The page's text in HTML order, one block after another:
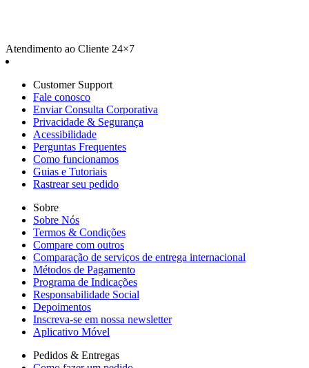
Atendimento ao Cliente 24×7
Customer Support
Fale conosco
Enviar Consulta Corporativa
Privacidade & Segurança
Acessibilidade
Perguntas Frequentes
Como funcionamos
Guias e Tutoriais
Rastrear seu pedido
Sobre
Sobre Nós
Termos & Condições
Compare com outros
Comparação de serviços de entrega internacional
Métodos de Pagamento
Programa de Indicações
Responsabilidade Social
Depoimentos
Inscreva-se em nossa newsletter
Aplicativo Móvel
Pedidos & Entregas